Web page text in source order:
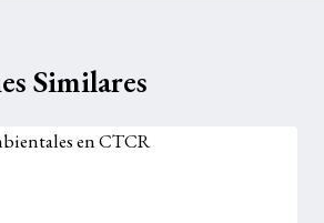
Similares